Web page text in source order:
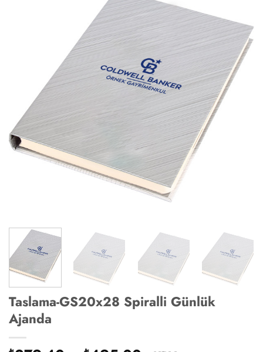
Taslama-GS20x28 Spiralli Günlük
Ajanda